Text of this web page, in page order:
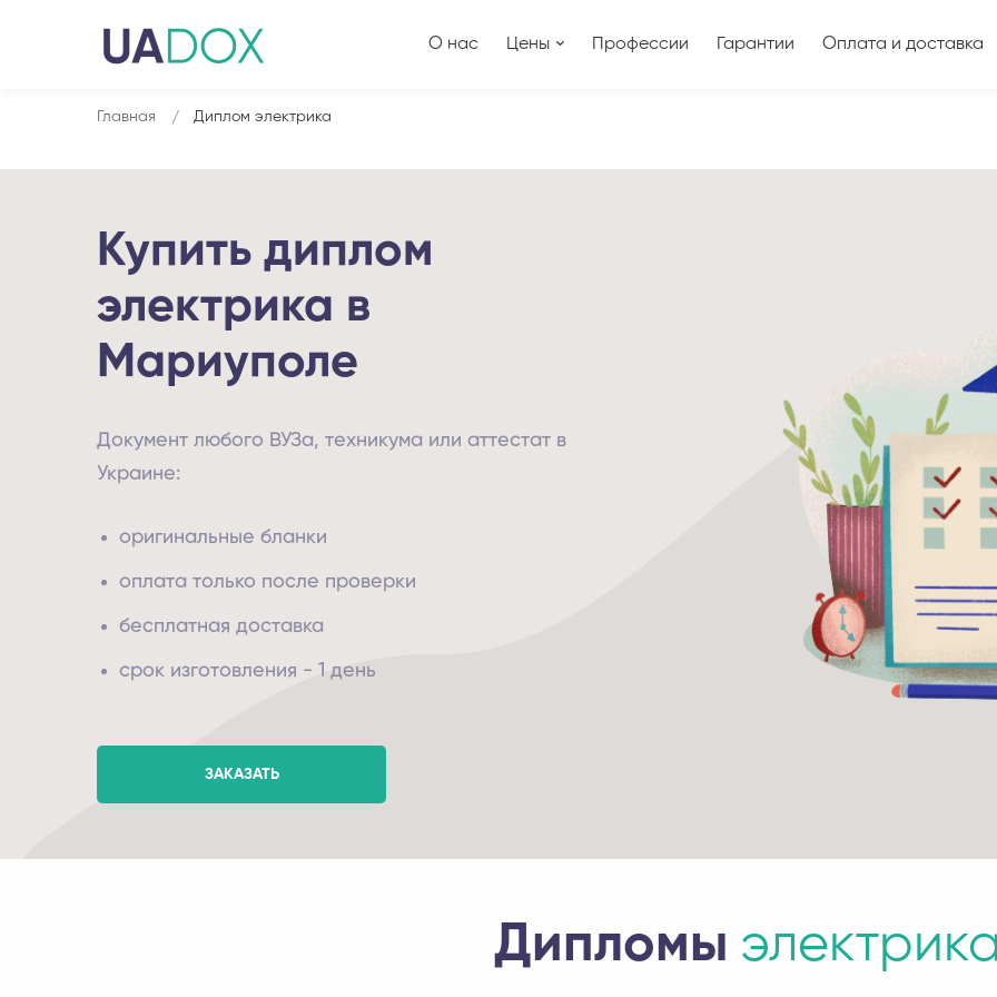
О нас Цены Профессии Гарантии Оплата и доставка
Главная Диплом электрика
Купить диплом
электрика в
Мариуполе
Документ любого ВУЗа, техникума или аттестат в
Украине:
оригинальные бланки
оплата только после проверки
бесплатная доставка
срок изготовления - 1 день
ЗАКАЗАТЬ
Дипломы